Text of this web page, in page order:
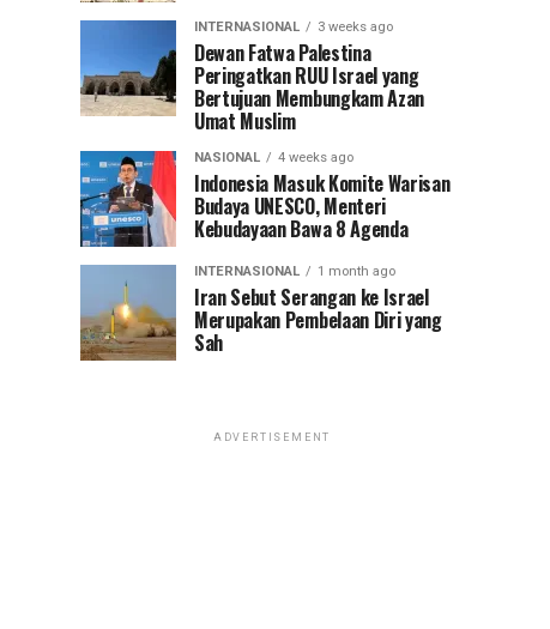
INTERNASIONAL 3 weeks ago
Dewan Fatwa Palestina
Peringatkan RUU Israel yang
Bertujuan Membungkam Azan
Umat Muslim
NASIONAL 4 weeks ago
Indonesia Masuk Komite Warisan
Budaya UNESCO, Menteri
Kebudayaan Bawa 8 Agenda
INTERNASIONAL 1 month ago
Iran Sebut Serangan ke Israel
Merupakan Pembelaan Diri yang
Sah
ADVERTISEMENT